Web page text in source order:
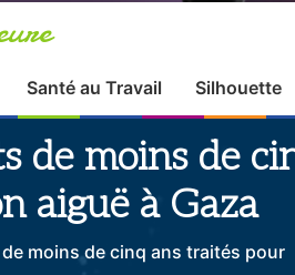
Santé au Travail Silhouette
de moins de
aiguë à Gaza
moins de cinq ans traités pour